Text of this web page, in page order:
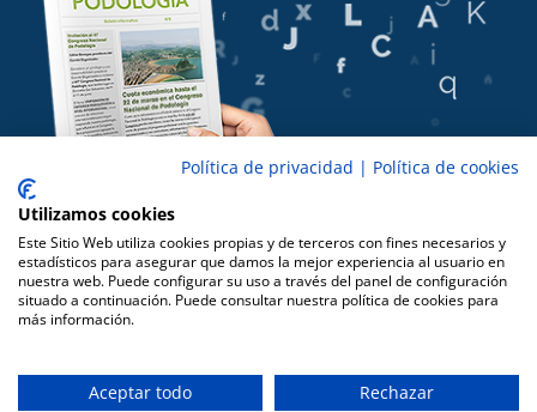
|Privacidad|Diseño ZILON
Política de privacidad | Política de cookies
Utilizamos cookies
Este Sitio Web utiliza cookies propias y de terceros con fines necesarios y
estadísticos para asegurar que damos la mejor experiencia al usuario en
nuestra web. Puede configurar su uso a través del panel de configuración
situado a continuación. Puede consultar nuestra política de cookies para
más información.
Aceptar todo Rechazar